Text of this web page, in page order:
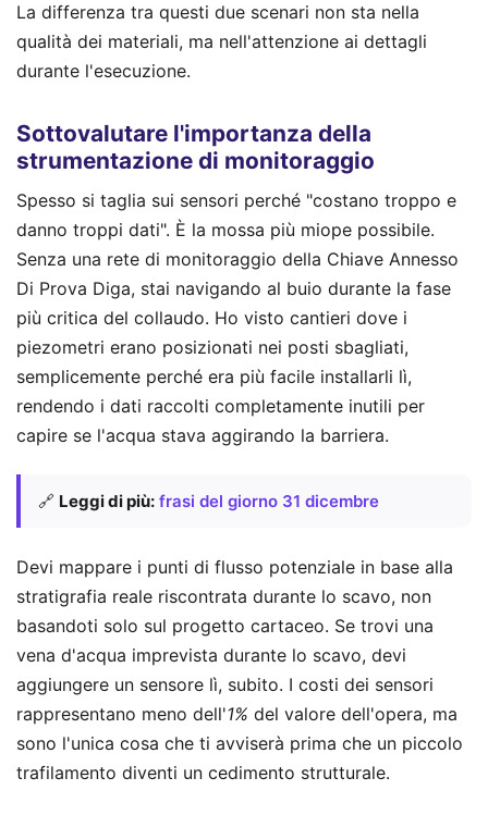
La differenza tra questi due scenari non sta nella
qualità dei materiali, ma nell'attenzione ai dettagli
durante l'esecuzione.
Sottovalutare l'importanza della
strumentazione di monitoraggio
Spesso si taglia sui sensori perché "costano troppo e
danno troppi dati". È la mossa più miope possibile.
Senza una rete di monitoraggio della Chiave Annesso
Di Prova Diga, stai navigando al buio durante la fase
più critica del collaudo. Ho visto cantieri dove i
piezometri erano posizionati nei posti sbagliati,
semplicemente perché era più facile installarli lì,
rendendo i dati raccolti completamente inutili per
capire se l'acqua stava aggirando la barriera.
🔗 Leggi di più: frasi del giorno 31 dicembre
Devi mappare i punti di flusso potenziale in base alla
stratigrafia reale riscontrata durante lo scavo, non
basandoti solo sul progetto cartaceo. Se trovi una
vena d'acqua imprevista durante lo scavo, devi
aggiungere un sensore lì, subito. I costi dei sensori
rappresentano meno dell'1% del valore dell'opera, ma
sono l'unica cosa che ti avviserà prima che un piccolo
trafilamento diventi un cedimento strutturale.